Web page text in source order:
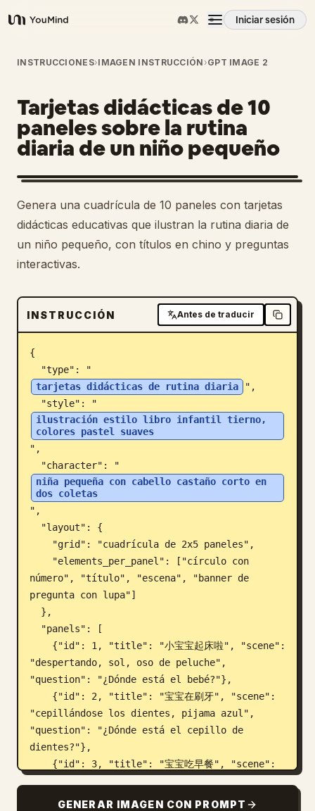
YouMind
Iniciar sesión
Resumen
Casos de uso
Habilidades
Prompts
Precios
Blog
Actualizaciones
INSTRUCCIONES›IMAGEN INSTRUCCIÓN ›GPT IMAGE 2
Tarjetas didácticas de 10
paneles sobre la rutina
diaria de un niño pequeño
Genera una cuadrícula de 10 paneles con tarjetas
didácticas educativas que ilustran la rutina diaria de
un niño pequeño, con títulos en chino y preguntas
interactivas.
INSTRUCCIÓN Antes de traducir
{
  "type": "
tarjetas didácticas de rutina diaria
",
  "style": "
ilustración estilo libro infantil tierno,
colores pastel suaves
",
  "character": "
niña pequeña con cabello castaño corto en
dos coletas
",
número", "título", "escena", "banner de
pregunta con lupa"]
"despertando, sol, oso de peluche",
"question": "¿Dónde está el bebé?"},
"cepillándose los dientes, pijama azul",
"question": "¿Dónde está el cepillo de
dientes?"},
GENERAR IMAGEN CON PROMPT